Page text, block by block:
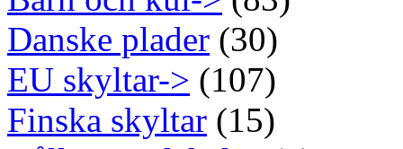
Danske plader (30)
EU skyltar-> (107)
Finska skyltar (15)